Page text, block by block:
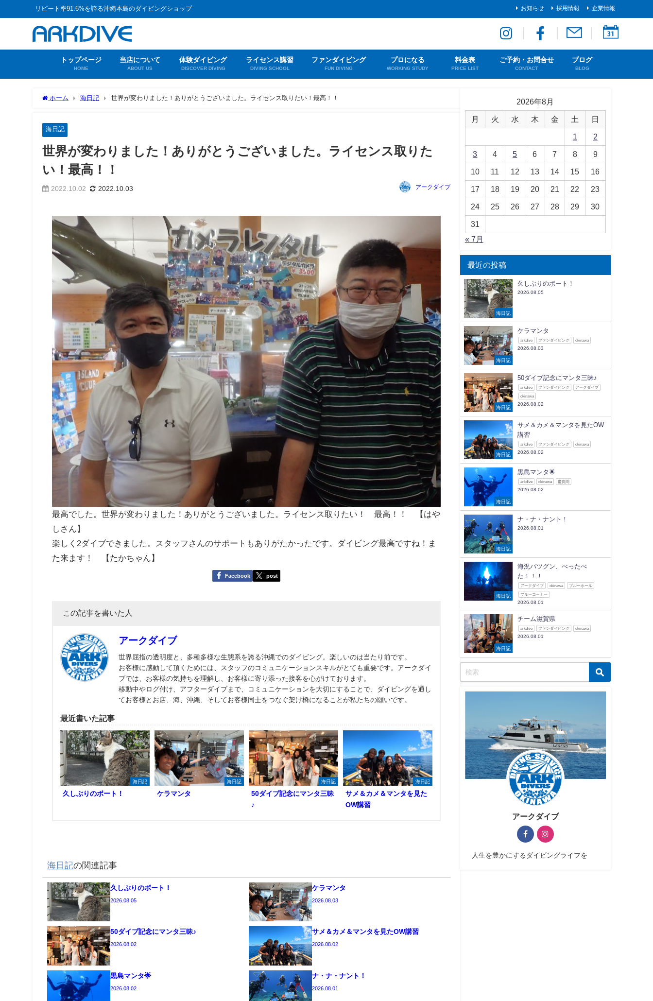
リピート率91.6%を誇る沖縄本島のダイビングショップ お知らせ 採用情報 企業情報
トップページ
HOME
当店について
ABOUT US
体験ダイビング
DISCOVER DIVING
ライセンス講習
DIVING SCHOOL
ファンダイビング
FUN DIVING
プロになる
WORKING STUDY
料金表
PRICE LIST
ご予約・お問合せ
CONTACT
ブログ
BLOG
ホーム 海日記 世界が変わりました！ありがとうございました。ライセンス取りたい！最高！！
海日記
世界が変わりました！ありがとうございました。ライセンス取りた
い！最高！！
2022.10.02 2022.10.03 アークダイブ
最高でした。世界が変わりました！ありがとうございました。ライセンス取りたい！ 最高！！ 【はや
しさん】
楽しく2ダイブできました。スタッフさんのサポートもありがたかったです。ダイビング最高ですね！ま
た来ます！ 【たかちゃん】
Facebook post
この記事を書いた人
アークダイブ
世界屈指の透明度と、多種多様な生態系を誇る沖縄でのダイビング。楽しいのは当たり前です。
お客様に感動して頂くためには、スタッフのコミュニケーションスキルがとても重要です。アークダイ
ブでは、お客様の気持ちを理解し、お客様に寄り添った接客を心がけております。
移動中やログ付け、アフターダイブまで、コミュニケーションを大切にすることで、ダイビングを通し
てお客様とお店、海、沖縄、そしてお客様同士をつなぐ架け橋になることが私たちの願いです。
最近書いた記事
海日記
久しぶりのボート！
海日記
ケラマンタ
海日記
50ダイブ記念にマンタ三昧
♪
海日記
サメ＆カメ＆マンタを見た
OW講習
海日記の関連記事
久しぶりのボート！
2026.08.05
ケラマンタ
2026.08.03
50ダイブ記念にマンタ三昧♪
2026.08.02
サメ＆カメ＆マンタを見たOW講習
2026.08.02
黒島マンタ🌟
2026.08.02
ナ・ナ・ナント！
2026.08.01
2026年8月
月 火 水 木 金 土 日
1 2
3 4 5 6 7 8 9
10 11 12 13 14 15 16
17 18 19 20 21 22 23
24 25 26 27 28 29 30
31
« 7月
最近の投稿
海日記
久しぶりのボート！
2026.08.05
海日記
ケラマンタ
arkdive ファンダイビング okinawa
2026.08.03
海日記
50ダイブ記念にマンタ三昧♪
arkdive ファンダイビング アークダイブ
okinawa
2026.08.02
海日記
サメ＆カメ＆マンタを見たOW
講習
arkdive ファンダイビング okinawa
2026.08.02
海日記
黒島マンタ🌟
arkdive okinawa 慶良間
2026.08.02
海日記
ナ・ナ・ナント！
2026.08.01
海日記
海況バツグン、べったべ
た！！！
アークダイブ okinawa ブルーホール
ブルーコーナー
2026.08.01
海日記
チーム滋賀県
arkdive ファンダイビング okinawa
2026.08.01
アークダイブ
人生を豊かにするダイビングライフを